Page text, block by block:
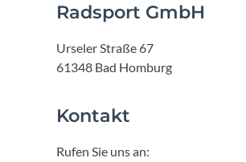
Radsport GmbH
Urseler Straße 67
61348 Bad Homburg
Kontakt
Rufen Sie uns an: